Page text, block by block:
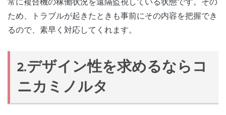
ため、トラブルが起きたときも事前にその内容を把握でき
るので、素早く対応してくれます。
2.デザイン性を求めるならコ
ニカミノルタ